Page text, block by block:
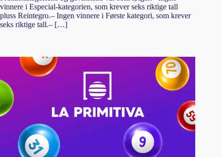
vinnere i Especial-kategorien, som krever seks riktige tall
pluss Reintegro.– Ingen vinnere i Første kategori, som krever
seks riktige tall.– […]